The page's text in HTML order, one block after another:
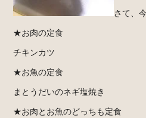
さて、
★お肉の定食
チキンカツ
★お魚の定食
まとうだいのネギ塩焼き
★お肉とお魚のどっちも定食